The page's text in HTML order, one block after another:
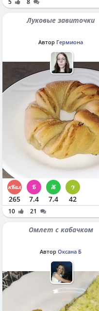
Луковые завиточки
Автор Гермиона
265 7.4 7.4 42
10 21
Омлет с кабачком
Автор Оксана Б